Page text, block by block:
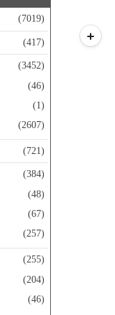
(7019)
(417)
(3452)
(46)
(1)
(2607)
(721)
(384)
(48)
(67)
(257)
(255)
(204)
(46)